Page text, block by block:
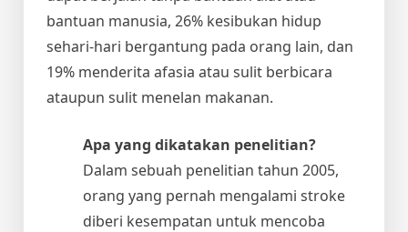
bantuan manusia, 26% kesibukan hidup
sehari-hari bergantung pada orang lain, dan
19% menderita afasia atau sulit berbicara
ataupun sulit menelan makanan.
Apa yang dikatakan penelitian?
Dalam sebuah penelitian tahun 2005,
orang yang pernah mengalami stroke
diberi kesempatan untuk mencoba